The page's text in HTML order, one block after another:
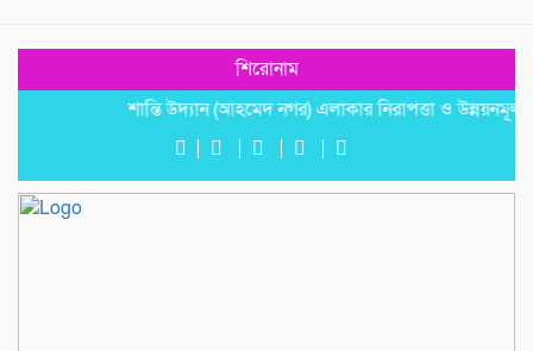
শিরোনাম
শান্তি উদ্যান (আহমেদ নগর) এলাকার নিরাপত্তা ও উন্নয়নমূলক